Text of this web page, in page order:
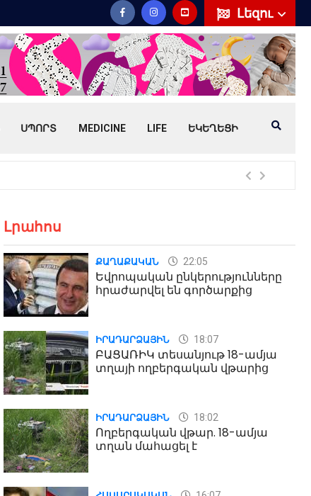
Լեզու
ՍՊՈՐՏ MEDICINE LIFE ԵԿԵՂԵՑԻ
Լրահոս
ՔԱՂԱՔԱԿԱՆ 22:05
Եվրոպական ընկերությունները
հրաժարվել են գործարքից
ԻՐԱԴԱՐՁԱՅԻՆ 18:07
ԲԱՑԱՌԻԿ տեսանյութ 18-ամյա
տղայի ողբերգական վթարից
ԻՐԱԴԱՐՁԱՅԻՆ 18:02
Ողբերգական վթար. 18-ամյա
տղան մահացել է